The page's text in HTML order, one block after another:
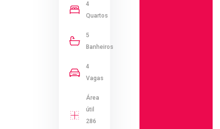
4
Quartos
5
Banheiros
4
Vagas
Área
útil
286